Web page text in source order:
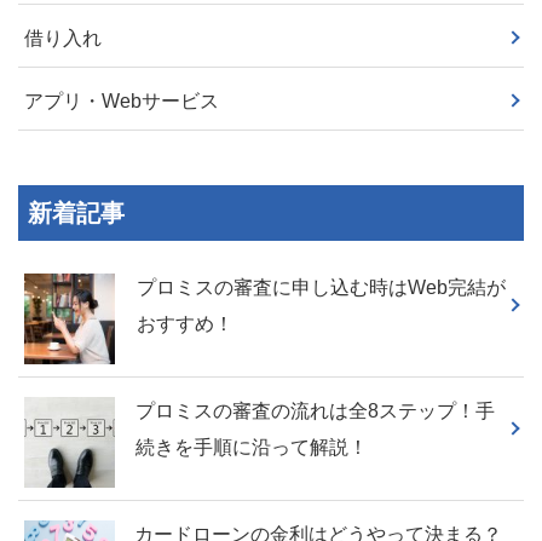
借り入れ
アプリ・Webサービス
新着記事
プロミスの審査に申し込む時はWeb完結が
おすすめ！
プロミスの審査の流れは全8ステップ！手
続きを手順に沿って解説！
カードローンの金利はどうやって決まる？